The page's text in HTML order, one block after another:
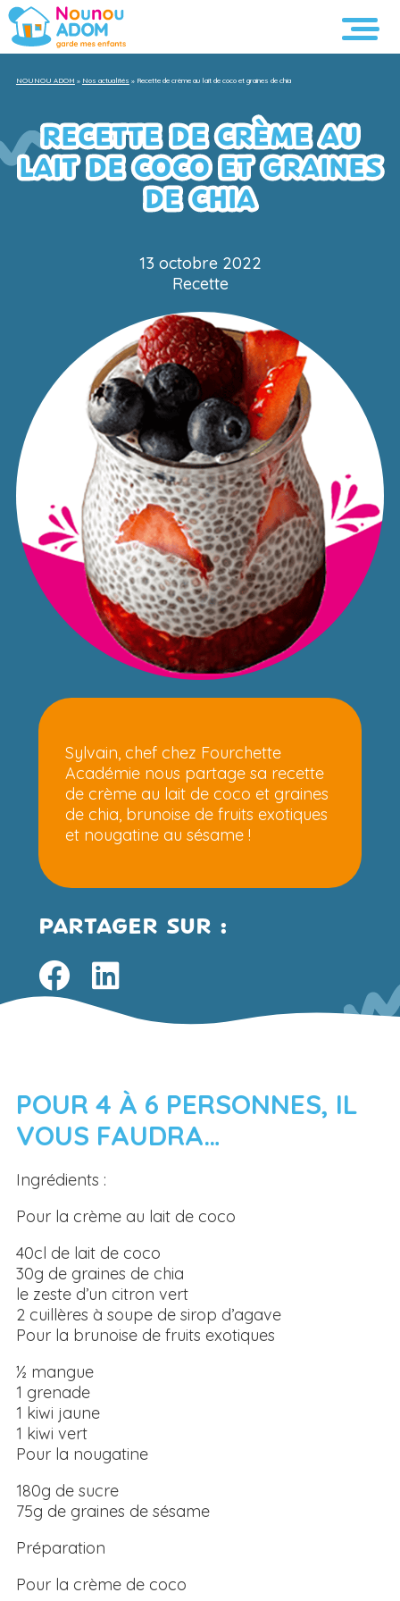
NOUNOU ADOM » Nos actualités » Recette de crème au lait de coco et graines de chia
RECETTE DE CRÈME AU
LAIT DE COCO ET GRAINES
DE CHIA
13 octobre 2022
Recette
Sylvain, chef chez Fourchette
Académie nous partage sa recette
de crème au lait de coco et graines
de chia, brunoise de fruits exotiques
et nougatine au sésame !
PARTAGER SUR :
POUR 4 À 6 PERSONNES, IL
VOUS FAUDRA…
Ingrédients :
Pour la crème au lait de coco
40cl de lait de coco
30g de graines de chia
le zeste d’un citron vert
2 cuillères à soupe de sirop d’agave
Pour la brunoise de fruits exotiques
½ mangue
1 grenade
1 kiwi jaune
1 kiwi vert
Pour la nougatine
180g de sucre
75g de graines de sésame
Préparation
Pour la crème de coco